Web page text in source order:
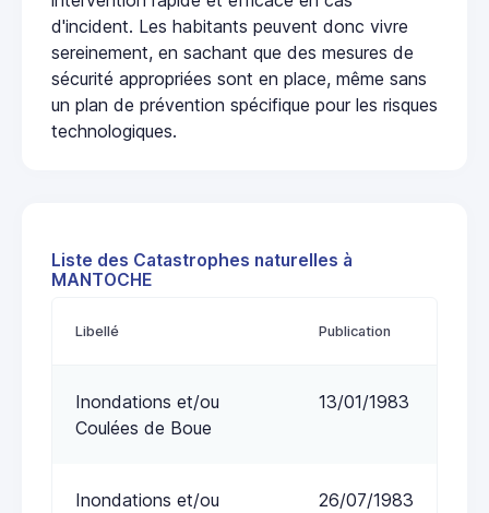
d'incident. Les habitants peuvent donc vivre
sereinement, en sachant que des mesures de
sécurité appropriées sont en place, même sans
un plan de prévention spécifique pour les risques
technologiques.
Liste des Catastrophes naturelles à
MANTOCHE
Libellé Publication
Inondations et/ou
Coulées de Boue
13/01/1983
Inondations et/ou
26/07/1983